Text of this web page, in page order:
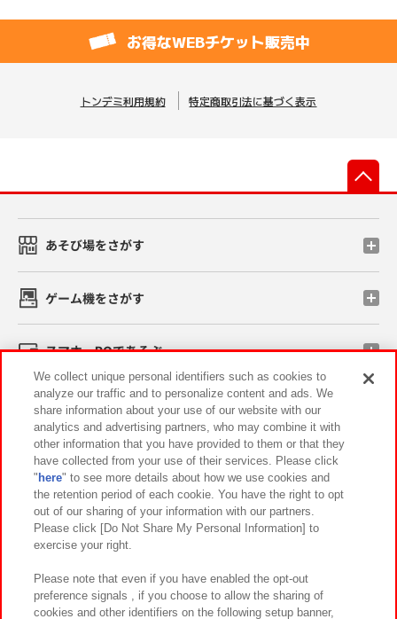
お得なWEBチケット販売中
トンデミ利用規約 特定商取引法に基づく表示
あそび場をさがす
ゲーム機をさがす
スマホ・PCであそぶ
イベント・キャンペーン
関連会社 サステナビリティ サイトポリシー
プライバシーポリシー ウェブアクセシビリティ方針と検証結果
お取引先さまとともに
カスタマーハラスメント対応方針 よくあるご質問・お問い合わせ
We collect unique personal identifiers such as cookies to
analyze our traffic and to personalize content and ads. We
share information about your use of our website with our
analytics and advertising partners, who may combine it with
other information that you have provided to them or that they
have collected from your use of their services. Please click
" here" to see more details about how we use cookies and
the retention period of each cookie. You have the right to opt
out of our sharing of your information with our partners.
Please click [Do Not Share My Personal Information] to
exercise your right.
Please note that even if you have enabled the opt-out
preference signals , if you choose to allow the sharing of
cookies and other identifiers on the following setup banner,